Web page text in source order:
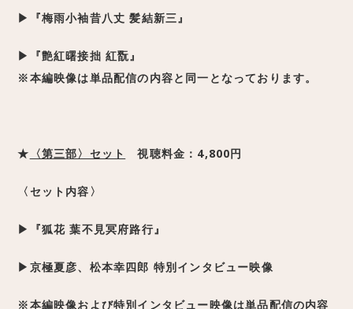
▶ 『梅雨小袖昔八丈 髪結新三』
▶『艶紅曙接拙 紅翫』
※本編映像は単品配信の内容と同一となっております。
★ 〈第三部〉セット 視聴料金：4,800円
〈セット内容〉
▶ 『狐花 葉不見冥府路行』
▶京極夏彦、松本幸四郎 特別インタビュー映像
※本編映像および特別インタビュー映像は単品配信の内容